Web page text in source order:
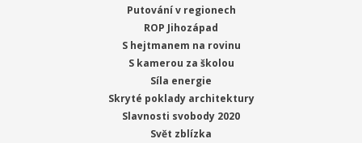
Putování v regionech
ROP Jihozápad
S hejtmanem na rovinu
S kamerou za školou
Síla energie
Skryté poklady architektury
Slavnosti svobody 2020
Svět zblízka